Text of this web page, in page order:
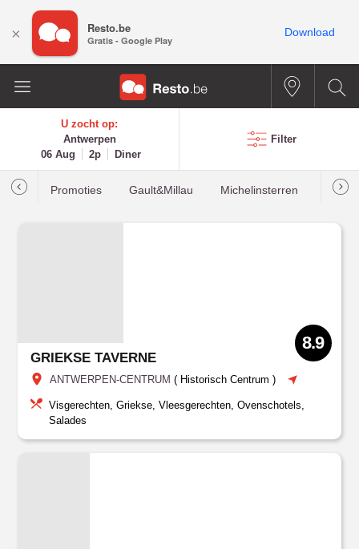
U zocht op:
Antwerpen
06 Aug
2p Diner
Filter
Promoties Gault&Millau Michelinsterren
GRIEKSE TAVERNE
ANTWERPEN-CENTRUM ( Historisch Centrum )
8.9
Visgerechten, Griekse, Vleesgerechten, Ovenschotels,
Salades
× Resto.be
Gratis - Google Play
Download